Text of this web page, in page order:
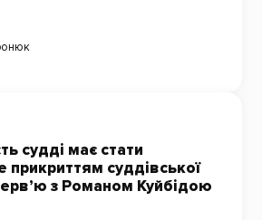
судді має стати
прикриттям суддівської
з Романом Куйбідою